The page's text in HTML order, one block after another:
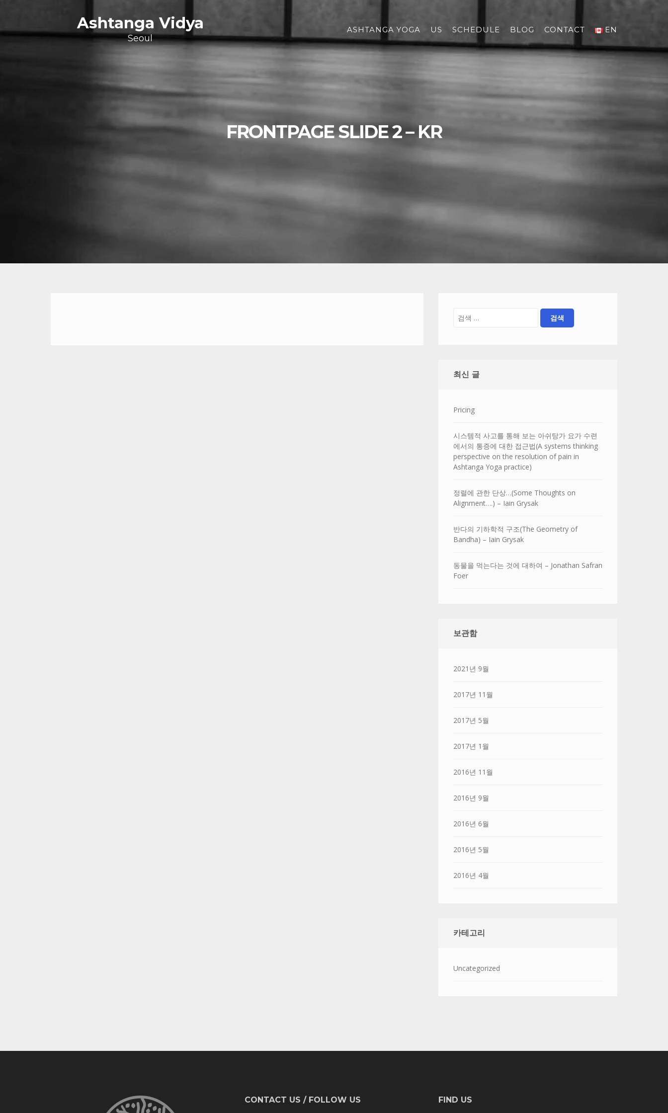
Ashtanga Vidya
Seoul
ASHTANGA YOGA US SCHEDULE BLOG CONTACT EN
FRONTPAGE SLIDE 2 – KR
최신 글
Pricing
시스템적 사고를 통해 보는 아쉬탕가 요가 수련
에서의 통증에 대한 접근법(A systems thinking
perspective on the resolution of pain in
Ashtanga Yoga practice)
정렬에 관한 단상…(Some Thoughts on
Alignment….) – Iain Grysak
반다의 기하학적 구조(The Geometry of
Bandha) – Iain Grysak
동물을 먹는다는 것에 대하여 – Jonathan Safran
Foer
보관함
2021년 9월
2017년 11월
2017년 5월
2017년 1월
2016년 11월
2016년 9월
2016년 6월
2016년 5월
2016년 4월
카테고리
Uncategorized
CONTACT US / FOLLOW US FIND US